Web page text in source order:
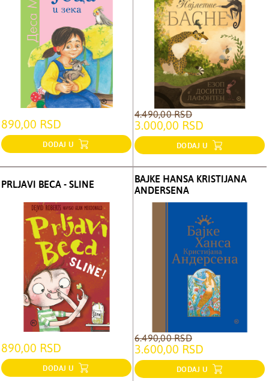
890,00 RSD
DODAJ U
4.490,00 RSD
3.000,00 RSD
DODAJ U
PRLJAVI BECA - SLINE
890,00 RSD
DODAJ U
BAJKE HANSA KRISTIJANA
ANDERSENA
6.490,00 RSD
3.600,00 RSD
DODAJ U